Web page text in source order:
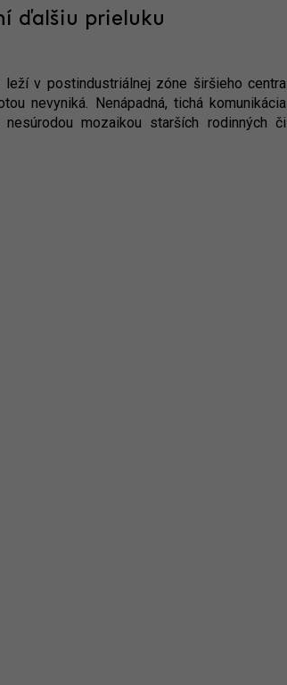
ďalšiu prieluku
v postindustriálnej zóne širšieho centra
nevyniká. Nenápadná, tichá komunikácia
mozaikou starších rodinných či